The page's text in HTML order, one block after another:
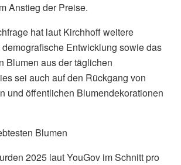
Anstieg der Preise.
hat laut Kirchhoff weitere
Entwicklung sowie das
Blumen aus der täglichen
sei auch auf den Rückgang von
und öffentlichen Blumendekorationen
Blumen
2025 laut YouGov im Schnitt pro